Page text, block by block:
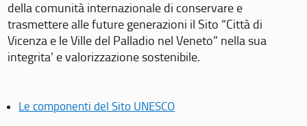
della comunità internazionale di conservare e
trasmettere alle future generazioni il Sito “Città di
Vicenza e le Ville del Palladio nel Veneto” nella sua
integrita’ e valorizzazione sostenibile.
Le componenti del Sito UNESCO